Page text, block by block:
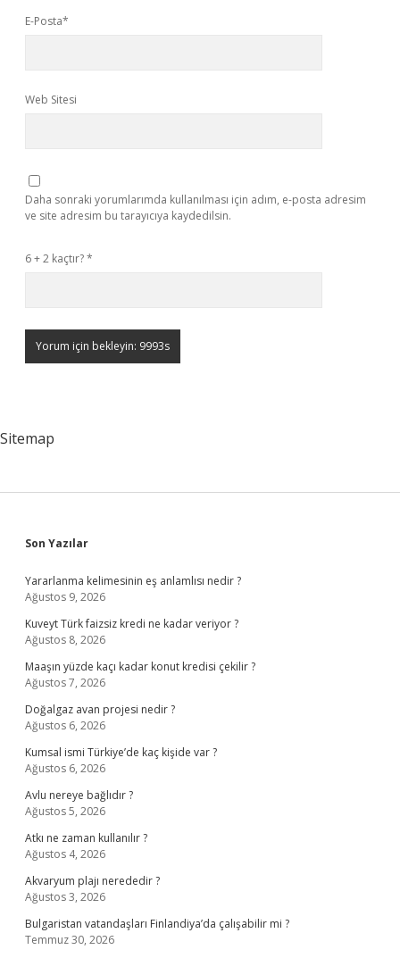
E-Posta*
Web Sitesi
Daha sonraki yorumlarımda kullanılması için adım, e-posta adresim
ve site adresim bu tarayıcıya kaydedilsin.
6 + 2 kaçtır?*
Sitemap
Sidebar
Son Yazılar
Yararlanma kelimesinin eş anlamlısı nedir ?
Ağustos 9, 2026
Kuveyt Türk faizsiz kredi ne kadar veriyor ?
Ağustos 8, 2026
Maaşın yüzde kaçı kadar konut kredisi çekilir ?
Ağustos 7, 2026
Doğalgaz avan projesi nedir ?
Ağustos 6, 2026
Kumsal ismi Türkiye’de kaç kişide var ?
Ağustos 6, 2026
Avlu nereye bağlıdır ?
Ağustos 5, 2026
Atkı ne zaman kullanılır ?
Ağustos 4, 2026
Akvaryum plajı nerededir ?
Ağustos 3, 2026
Bulgaristan vatandaşları Finlandiya’da çalışabilir mi ?
Temmuz 30, 2026